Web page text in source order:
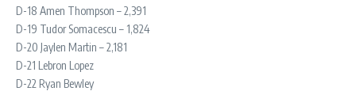
D-18 Amen Thompson – 2,391
D-19 Tudor Somacescu – 1,824
D-20 Jaylen Martin – 2,181
D-21 Lebron Lopez
D-22 Ryan Bewley